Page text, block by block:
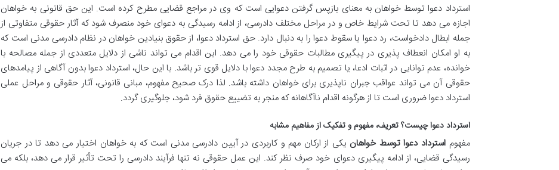
استرداد دعوا توسط خواهان به معنای بازپس گرفتن دعوایی است که وی در مراجع قضایی مطرح کرده است. این حق قانونی به خواهان
اجازه می دهد تا تحت شرایط خاص و در مراحل مختلف دادرسی، از ادامه رسیدگی به دعوای خود منصرف شود که آثار حقوقی متفاوتی از
جمله ابطال دادخواست، رد دعوا یا سقوط دعوا را به دنبال دارد. حق استرداد دعوا، از حقوق بنیادین خواهان در نظام دادرسی مدنی است که
به او امکان انعطاف پذیری در پیگیری مطالبات حقوقی خود را می دهد. این اقدام می تواند ناشی از دلایل متعددی از جمله مصالحه با
خوانده، عدم توانایی در اثبات ادعا، یا تصمیم به طرح مجدد دعوا با دلایل قوی تر باشد. با این حال، استرداد دعوا بدون آگاهی از پیامدهای
حقوقی آن می تواند عواقب جبران ناپذیری برای خواهان داشته باشد. لذا درک صحیح مفهوم، مبانی قانونی، آثار حقوقی و مراحل عملی
استرداد دعوا ضروری است تا از هرگونه اقدام ناآگاهانه که منجر به تضییع حقوق فرد شود، جلوگیری گردد.
استرداد دعوا چیست؟ تعریف، مفهوم و تفکیک از مفاهیم مشابه
مفهوم استرداد دعوا توسط خواهان یکی از ارکان مهم و کاربردی در آیین دادرسی مدنی است که به خواهان اختیار می دهد تا در جریان
رسیدگی قضایی، از ادامه پیگیری دعوای خود صرف نظر کند. این عمل حقوقی نه تنها فرآیند دادرسی را تحت تأثیر قرار می دهد، بلکه می